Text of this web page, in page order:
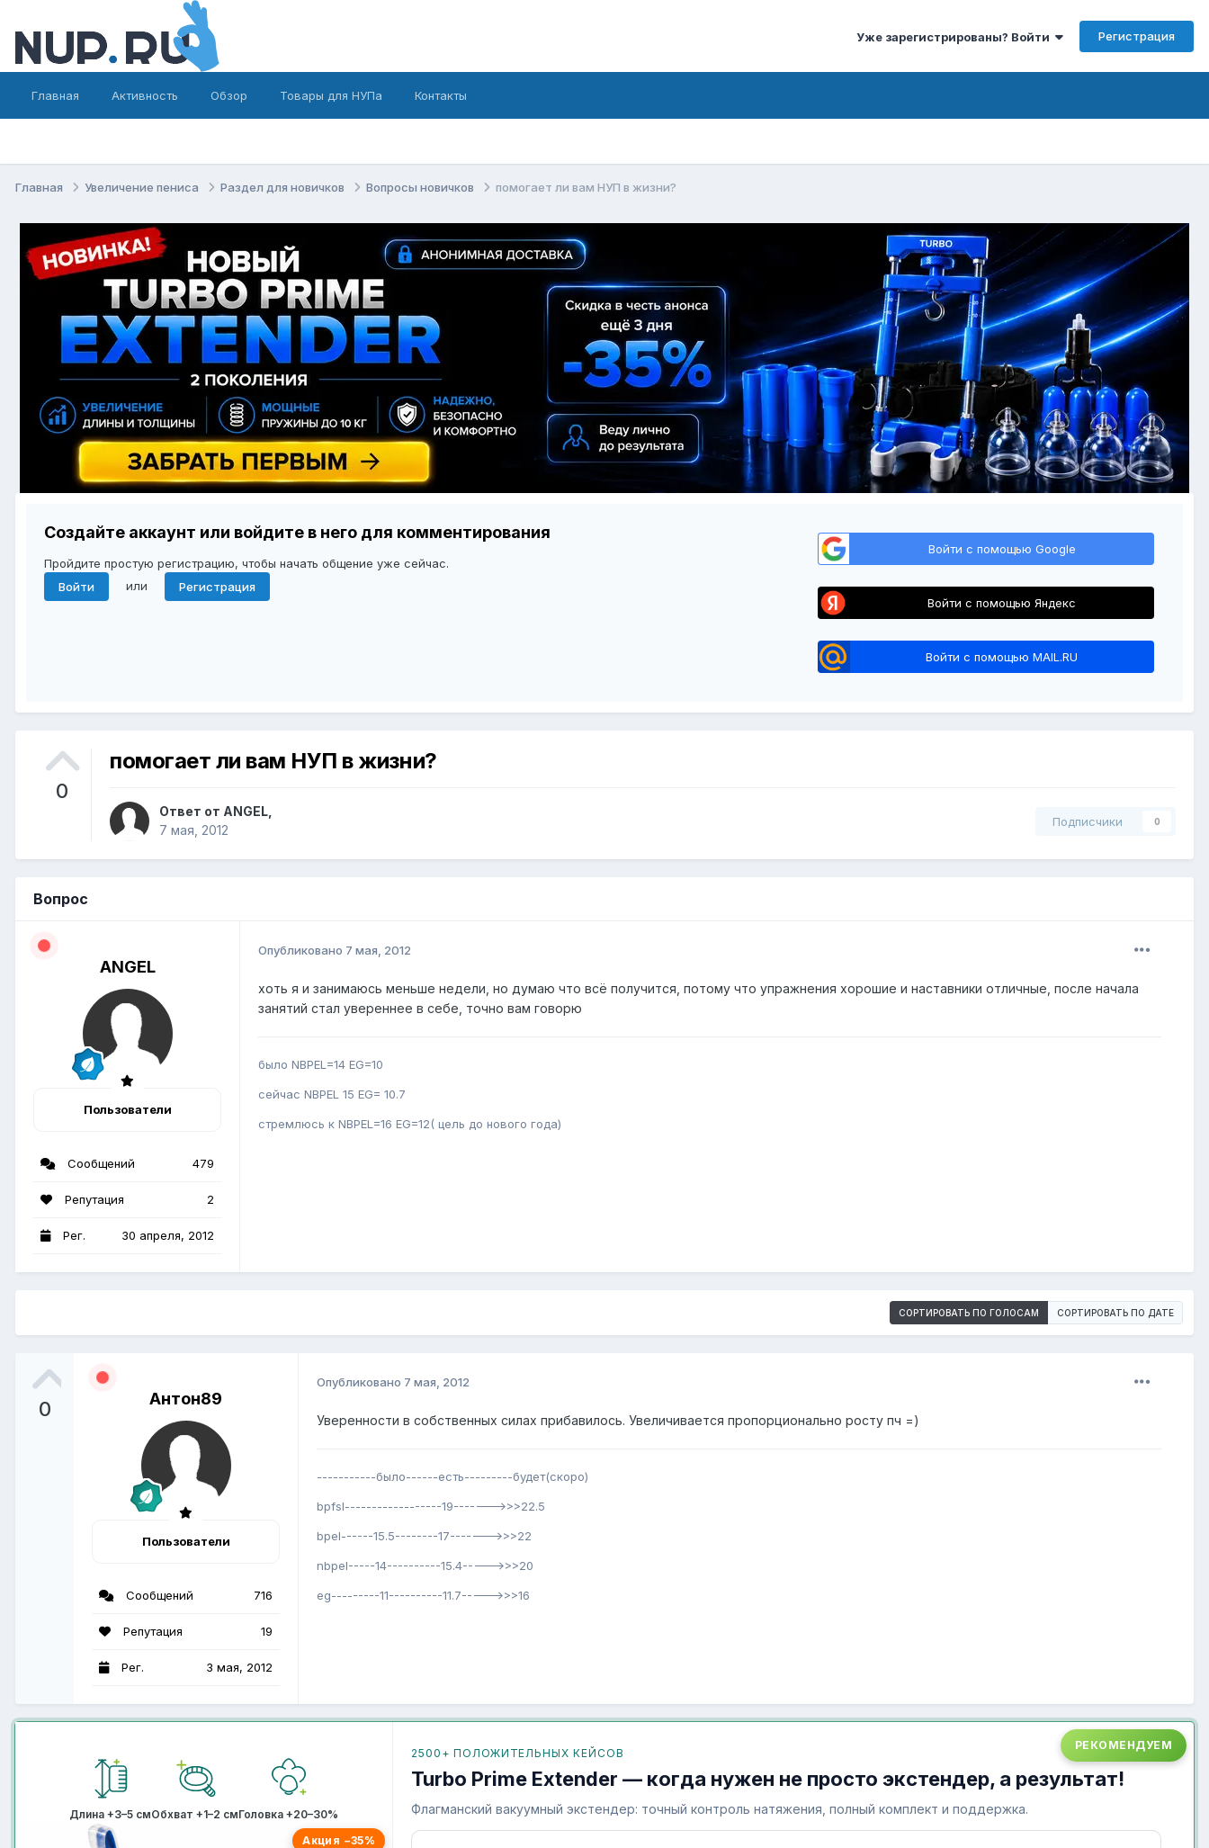
Уже зарегистрированы? Войти Регистрация
Главная Активность Обзор Товары для НУПа Контакты
Главная Увеличение пениса Раздел для новичков Вопросы новичков помогает ли вам НУП в жизни?
Создайте аккаунт или войдите в него для комментирования
Пройдите простую регистрацию, чтобы начать общение уже сейчас.
Войти
или Регистрация
Войти с помощью Google
Войти с помощью Яндекс
Войти с помощью MAIL.RU
0
помогает ли вам НУП в жизни?
Ответ от ANGEL,
7 мая, 2012
Подписчики 0
Вопрос
ANGEL
Пользователи
Сообщений 479
Репутация 2
Рег. 30 апреля, 2012
Опубликовано 7 мая, 2012
хоть я и занимаюсь меньше недели, но думаю что всё получится, потому что упражнения хорошие и наставники отличные, после начала
занятий стал увереннее в себе, точно вам говорю
было NBPEL=14 EG=10
сейчас NBPEL 15 EG= 10.7
стремлюсь к NBPEL=16 EG=12( цель до нового года)
СОРТИРОВАТЬ ПО ГОЛОСАМ СОРТИРОВАТЬ ПО ДАТЕ
0 Антон89
Пользователи
Сообщений 716
Репутация 19
Рег. 3 мая, 2012
Опубликовано 7 мая, 2012
Уверенности в собственных силах прибавилось. Увеличивается пропорционально росту пч =)
-----------было------есть---------будет(скоро)
bpfsl------------------19------->>>22.5
bpel------15.5--------17------->>>22
nbpel-----14----------15.4----->>>20
eg---------11----------11.7----->>>16
Длина +3–5 смОбхват +1–2 смГоловка +20–30%
Акция −35%
РЕКОМЕНДУЕМ
2500+ ПОЛОЖИТЕЛЬНЫХ КЕЙСОВ
Turbo Prime Extender — когда нужен не просто экстендер, а результат!
Флагманский вакуумный экстендер: точный контроль натяжения, полный комплект и поддержка.